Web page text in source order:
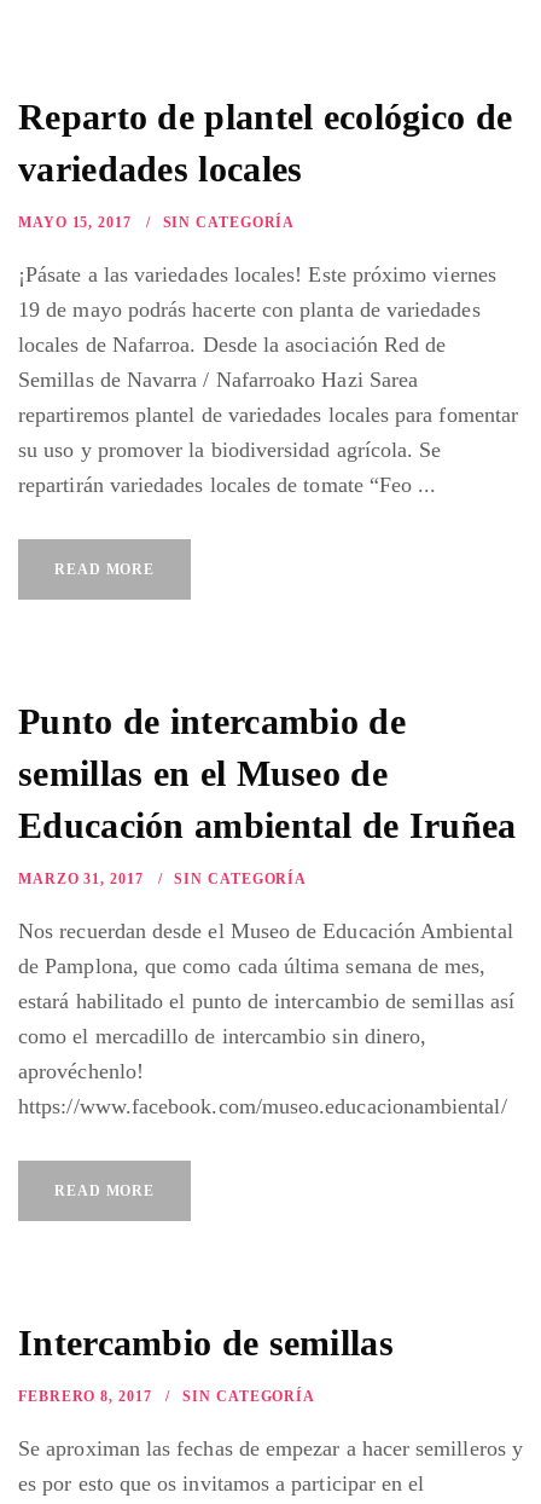
Reparto de plantel ecológico de
variedades locales
MAYO 15, 2017 SIN CATEGORÍA
¡Pásate a las variedades locales! Este próximo viernes
19 de mayo podrás hacerte con planta de variedades
locales de Nafarroa. Desde la asociación Red de
Semillas de Navarra / Nafarroako Hazi Sarea
repartiremos plantel de variedades locales para fomentar
su uso y promover la biodiversidad agrícola. Se
repartirán variedades locales de tomate “Feo ...
READ MORE
Punto de intercambio de
semillas en el Museo de
Educación ambiental de Iruñea
MARZO 31, 2017 SIN CATEGORÍA
Nos recuerdan desde el Museo de Educación Ambiental
de Pamplona, que como cada última semana de mes,
estará habilitado el punto de intercambio de semillas así
como el mercadillo de intercambio sin dinero,
aprovéchenlo!
https://www.facebook.com/museo.educacionambiental/
READ MORE
Intercambio de semillas
FEBRERO 8, 2017 SIN CATEGORÍA
Se aproximan las fechas de empezar a hacer semilleros y
es por esto que os invitamos a participar en el